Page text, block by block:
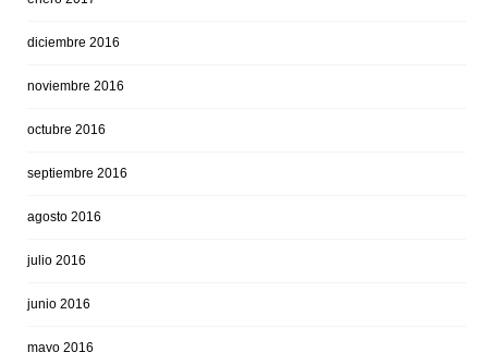
diciembre 2016
noviembre 2016
octubre 2016
septiembre 2016
agosto 2016
julio 2016
junio 2016
mayo 2016